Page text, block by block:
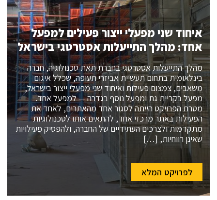
איחוד שני מפעלי ייצור פעילים למפעל
אחד: מהלך התייעלות אסטרטגי בישראל
מהלך התייעלות אסטרטגי בחברת תאת טכנולוגיה, חברה
בינלאומית בתחום תעשיית אביזרי תעופה, שכלל איגום
משאבים, צמצום פעילות ואיחוד שני מפעלי ייצור בישראל,
מפעל בקריית גת ומפעל נוסף בגדרה — למפעל אחד.
מטרת הפרויקט הייתה לסגור אחד מהאתרים, לאחד את
הפעילות באתר מרכזי אחד, להתאים אותו לטכנולוגיות
מתקדמות ולצרכים העתידיים של החברה, ולהפסיק פעילויות
שאינן רווחיות, […]
לפרויקט המלא